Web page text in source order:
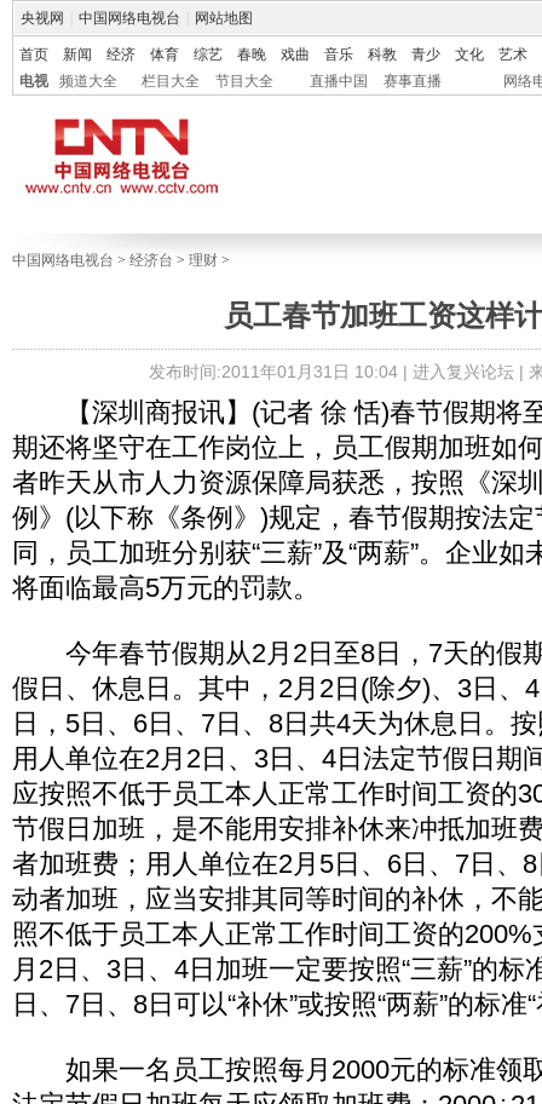
央视网 中国网络电视台 网站地图
首页 新闻 经济 体育 综艺 春晚 戏曲 音乐 科教 青少 文化
艺术
电视
频道大全 栏目大全 节目大全 直播中国 赛事直播 网络
中国网络电视台 > 经济台 > 理财 >
员工春节加班工资这样
发布时间:2011年01月31日 10:04 | 进入复兴论坛|
【深圳商报讯】(记者 徐 恬)春节假期将
期还将坚守在工作岗位上，员工假期加班如
者昨天从市人力资源保障局获悉，按照《深
例》(以下称《条例》)规定，春节假期按法
同，员工加班分别获“三薪”及“两薪”。企业
将面临最高5万元的罚款。
今年春节假期从2月2日至8日，7天的假
假日、休息日。其中，2月2日(除夕)、3日、
日，5日、6日、7日、8日共4天为休息日。
用人单位在2月2日、3日、4日法定节假日期
应按照不低于员工本人正常工作时间工资的
节假日加班，是不能用安排补休来冲抵加班
者加班费；用人单位在2月5日、6日、7日、
动者加班，应当安排其同等时间的补休，不
照不低于员工本人正常工作时间工资的
月2日、3日、4日加班一定要按照“三薪”的标
日、7日、8日可以“补休”或按照“两薪”的标准
如果一名员工按照每月2000元的标准领